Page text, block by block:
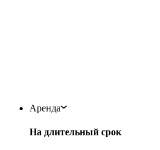
Аренда
На длительный срок